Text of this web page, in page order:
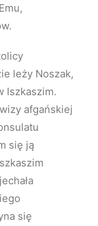
leży Noszak,
Iszkaszim.
afgańskiej
się ją
się